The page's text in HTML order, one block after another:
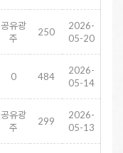
공유광
주
250
2026-
05-20
0 484
2026-
05-14
공유광
주
299
2026-
05-13